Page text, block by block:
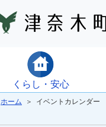
くらし・安心
ホーム ＞ イベントカレンダー